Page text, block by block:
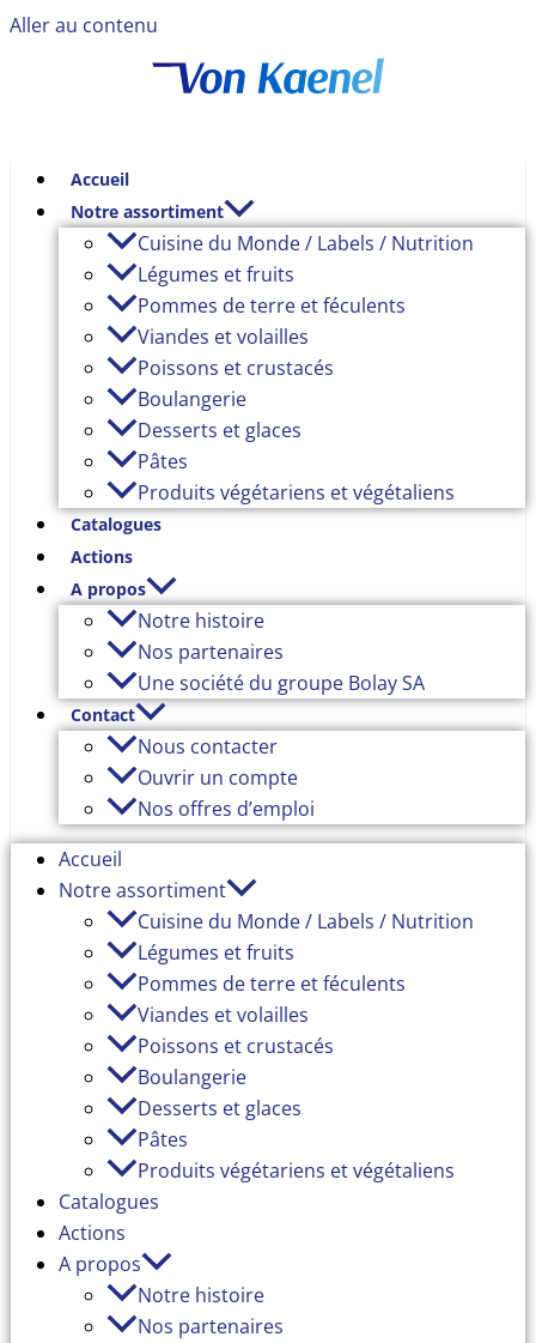
Aller au contenu
Accueil
Notre assortiment
Cuisine du Monde / Labels / Nutrition
Légumes et fruits
Pommes de terre et féculents
Viandes et volailles
Poissons et crustacés
Boulangerie
Desserts et glaces
Pâtes
Produits végétariens et végétaliens
Catalogues
Actions
A propos
Notre histoire
Nos partenaires
Une société du groupe Bolay SA
Contact
Nous contacter
Ouvrir un compte
Nos offres d’emploi
Accueil
Notre assortiment
Cuisine du Monde / Labels / Nutrition
Légumes et fruits
Pommes de terre et féculents
Viandes et volailles
Poissons et crustacés
Boulangerie
Desserts et glaces
Pâtes
Produits végétariens et végétaliens
Catalogues
Actions
A propos
Notre histoire
Nos partenaires